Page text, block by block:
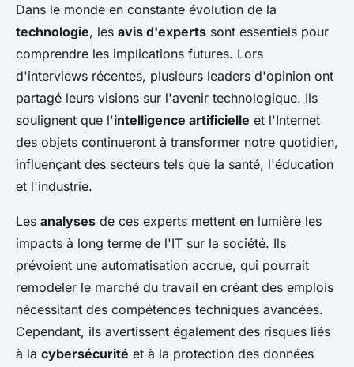
Dans le monde en constante évolution de la
technologie, les avis d'experts sont essentiels pour
comprendre les implications futures. Lors
d'interviews récentes, plusieurs leaders d'opinion ont
partagé leurs visions sur l'avenir technologique. Ils
soulignent que l'intelligence artificielle et l'Internet
des objets continueront à transformer notre quotidien,
influençant des secteurs tels que la santé, l'éducation
et l'industrie.
Les analyses de ces experts mettent en lumière les
impacts à long terme de l'IT sur la société. Ils
prévoient une automatisation accrue, qui pourrait
remodeler le marché du travail en créant des emplois
nécessitant des compétences techniques avancées.
Cependant, ils avertissent également des risques liés
à la cybersécurité et à la protection des données